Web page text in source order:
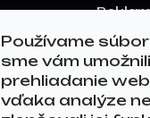
Používame
sme vám
prehliadanie
vďaka analýze
FAQ